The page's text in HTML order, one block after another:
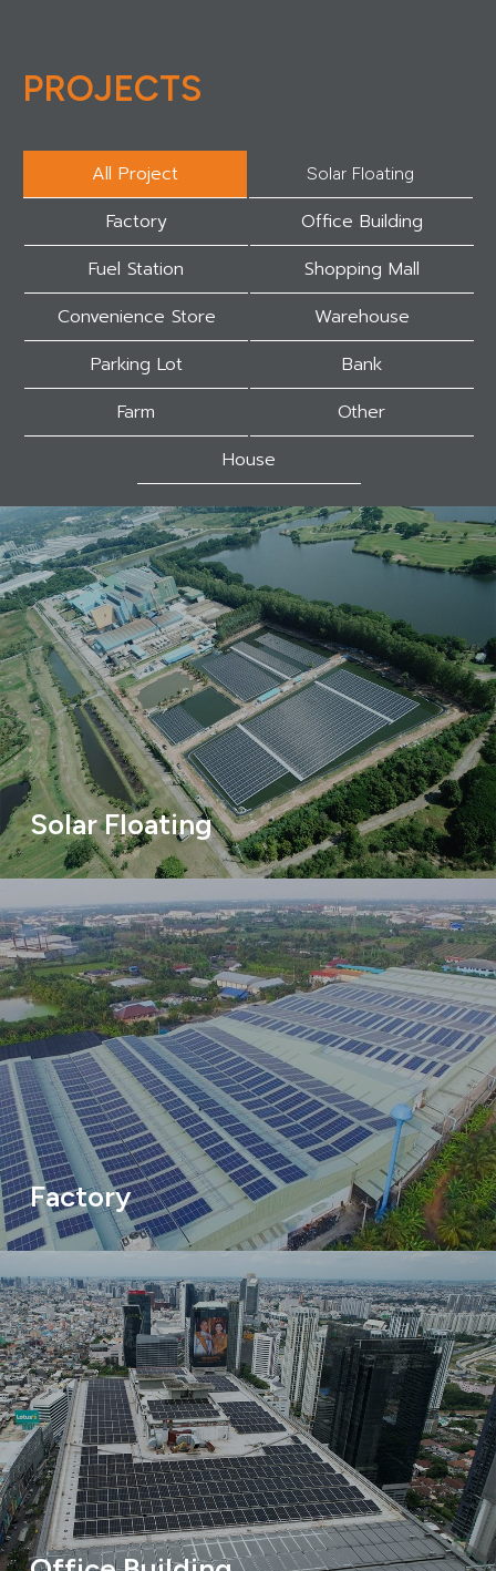
PROJECTS
All Project Solar Floating
Factory
Office Building
Fuel Station
Shopping Mall
Convenience Store
Warehouse
Parking Lot
Bank
Farm
Other
House
Solar Floating
Factory